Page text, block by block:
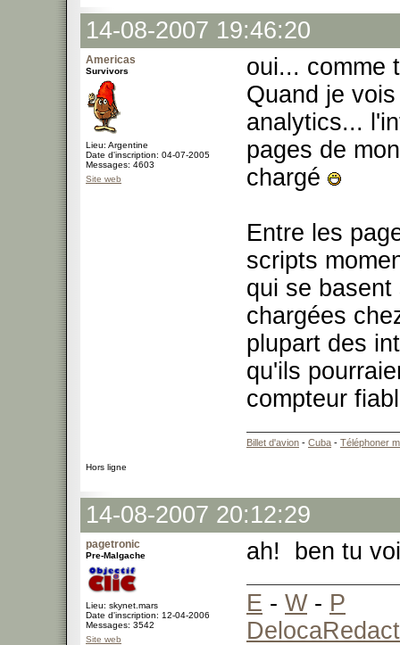
14-08-2007 19:46:20
Americas
Survivors
Lieu: Argentine
Date d'inscription: 04-07-2005
Messages: 4603
Site web
oui... comme
Quand je
analytics...
pages de
chargé
Entre les
scripts
qui se
chargées
plupart des
qu'ils
compteur
Billet d'avion - Cuba - Téléphoner
Hors ligne
14-08-2007 20:12:29
pagetronic
Pre-Malgache
Lieu: skynet.mars
Date d'inscription: 12-04-2006
Messages: 3542
Site web
ah! ben tu
E - W- P